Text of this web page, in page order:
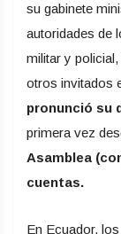
su gabinete
autoridades de
militar y
otros invitados
pronunció su
primera vez
Asamblea
cuentas.
En Ecuador,